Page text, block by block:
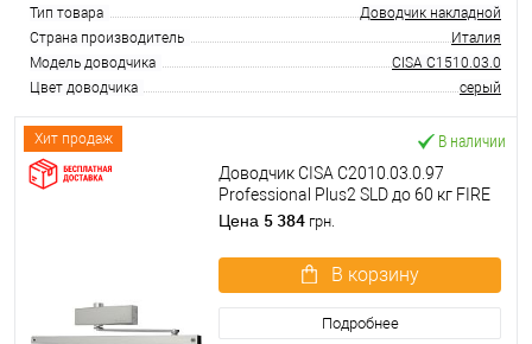
Тип товара
Доводчик накладной
Страна производитель
Италия
Модель доводчика
CISA C1510.03.0
Цвет доводчика
серый
Хит продаж В наличии
Доводчик CISA C2010.03.0.97
Professional Plus2 SLD до 60 кг FIRE
серый
Цена 5 384 грн.
В корзину
Подробнее